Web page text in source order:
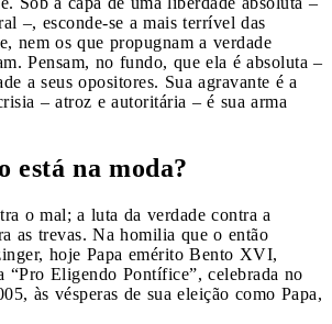
–, esconde-se a mais terrível das
nem os que propugnam a verdade
Pensam, no fundo, que ela é absoluta –
a seus opositores. Sua agravante é a
– atroz e autoritária – é sua arma
está na moda?
o mal; a luta da verdade contra a
as trevas. Na homilia que o então
hoje Papa emérito Bento XVI,
“Pro Eligendo Pontífice”, celebrada no
às vésperas de sua eleição como Papa,